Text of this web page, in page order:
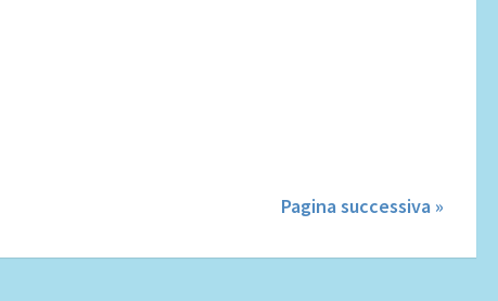
Pagina successiva »